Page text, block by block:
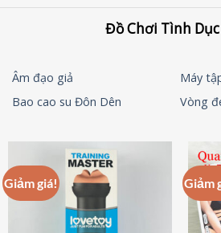
Đồ Chơi Tình
Âm đạo giả
Máy
Bao cao su Đôn Dên
Vòng
Giảm giá! Giảm